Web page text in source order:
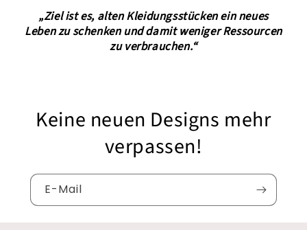
„Ziel ist es, alten Kleidungsstücken ein neues
Leben zu schenken und damit weniger Ressourcen
zu verbrauchen.“
Keine neuen Designs mehr
verpassen!
E-Mail